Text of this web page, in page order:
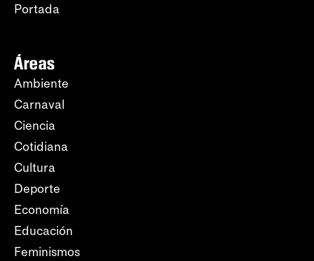
Portada
Áreas
Ambiente
Carnaval
Ciencia
Cotidiana
Cultura
Deporte
Economía
Educación
Feminismos